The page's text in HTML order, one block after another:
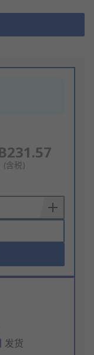
(含税)
发货